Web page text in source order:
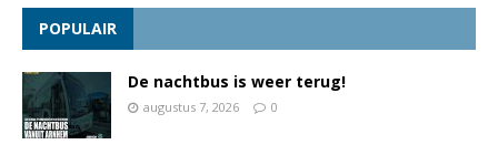
POPULAIR
De nachtbus is weer terug!
augustus 7, 2026 0